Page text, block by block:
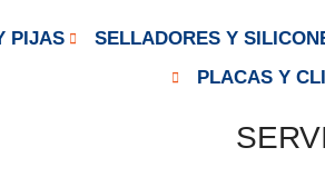
PIJAS SELLADORES Y
PLACAS Y